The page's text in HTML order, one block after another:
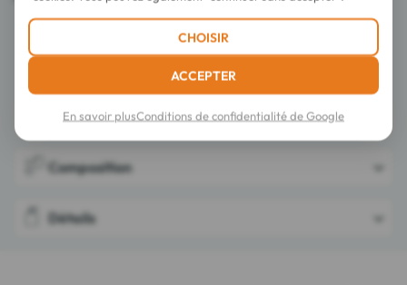
Conseils d'utilisation
Composition
Détails
CHOISIR
ACCEPTER
En savoir plusConditions de confidentialité de Google